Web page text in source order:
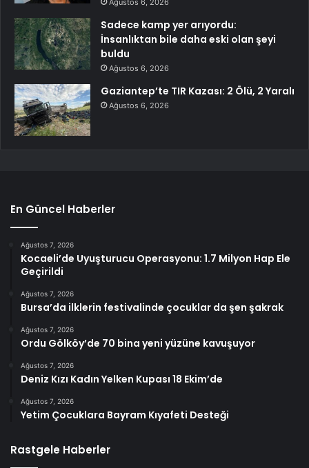
Ağustos 6, 2026
Sadece kamp yer arıyordu:
İnsanlıktan bile daha eski olan şeyi
buldu
Ağustos 6, 2026
Gaziantep’te TIR Kazası: 2 Ölü, 2 Yaralı
Ağustos 6, 2026
En Güncel Haberler
Ağustos 7, 2026
Kocaeli’de Uyuşturucu Operasyonu: 1.7 Milyon Hap Ele
Geçirildi
Ağustos 7, 2026
Bursa’da ilklerin festivalinde çocuklar da şen şakrak
Ağustos 7, 2026
Ordu Gölköy’de 70 bina yeni yüzüne kavuşuyor
Ağustos 7, 2026
Deniz Kızı Kadın Yelken Kupası 18 Ekim’de
Ağustos 7, 2026
Yetim Çocuklara Bayram Kıyafeti Desteği
Rastgele Haberler